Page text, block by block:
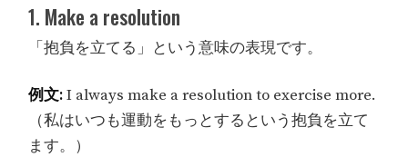
1. Make a resolution
「抱負を立てる」という意味の表現です。
例文:I always make a resolution to exercise more.
（私はいつも運動をもっとするという抱負を立て
ます。）